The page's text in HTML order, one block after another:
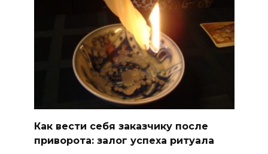
Как вести себя заказчику после
приворота: залог успеха ритуала